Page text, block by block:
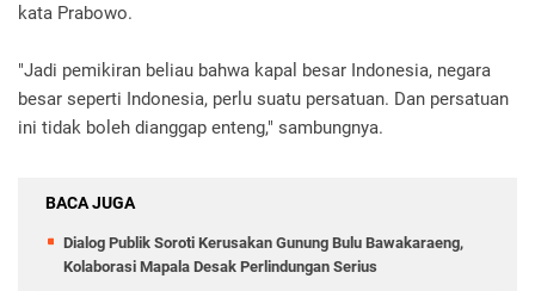
kata Prabowo.
"Jadi pemikiran beliau bahwa kapal besar Indonesia, negara
besar seperti Indonesia, perlu suatu persatuan. Dan persatuan
ini tidak boleh dianggap enteng," sambungnya.
BACA JUGA
Dialog Publik Soroti Kerusakan Gunung Bulu Bawakaraeng,
Kolaborasi Mapala Desak Perlindungan Serius